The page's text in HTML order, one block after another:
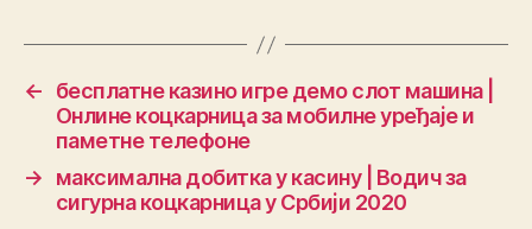
←
бесплатне казино игре демо слот машина |
Онлине коцкарница за мобилне уређаје и
паметне телефоне
→
максимална добитка у касину | Водич за
сигурна коцкарница у Србији 2020